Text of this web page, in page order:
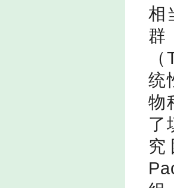
相
（
统
物
了